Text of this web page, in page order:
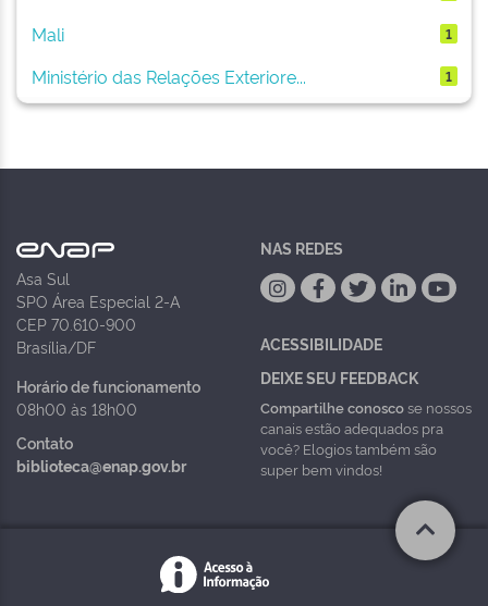
Mali 1
Ministério das Relações Exteriore... 1
Asa Sul
SPO Área Especial 2-A
CEP 70.610-900
Brasília/DF
Horário de funcionamento
08h00 às 18h00
Contato
biblioteca@enap.gov.br
NAS REDES
ACESSIBILIDADE
DEIXE SEU FEEDBACK
Compartilhe conoscose nossos
canais estão adequados pra
você? Elogios também são
super bem vindos!